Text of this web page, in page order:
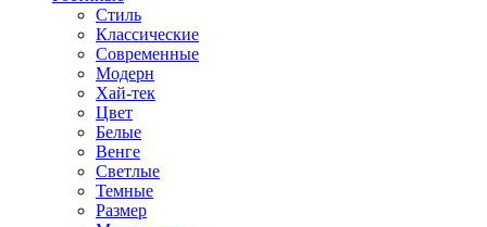
Стиль
Классические
Современные
Модерн
Хай-тек
Цвет
Белые
Венге
Светлые
Темные
Размер